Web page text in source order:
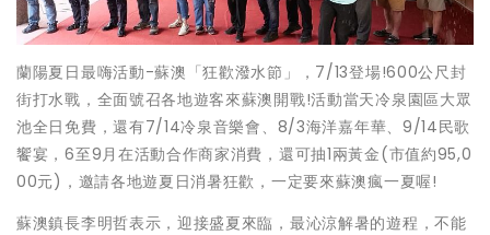
蘭陽夏日最嗨活動-蘇澳「狂歡潑水節」，7/13登場!600公尺封
街打水戰，全面號召各地遊客來蘇澳開戰!活動當天冷泉園區大眾
池全日免費，還有7/14冷泉音樂會、8/3海洋嘉年華、9/14民歌
饗宴，6至9月在活動合作商家消費，還可抽1兩黃金(市值約95,0
00元)，邀請各地遊夏日消暑狂歡，一定要來蘇澳瘋一夏喔!
蘇澳鎮長李明哲表示，迎接盛夏來臨，最沁涼解暑的遊程，不能